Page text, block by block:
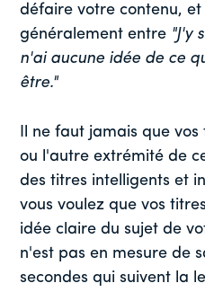
défaire votre contenu,
généralement entre "J'y
n'ai aucune idée de ce
être."
Il ne faut jamais que
ou l'autre extrémité de
des titres intelligents et
vous voulez que vos
idée claire du sujet de
n'est pas en mesure de
secondes qui suivent la